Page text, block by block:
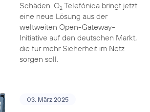
Schäden. O2Telefónica bringt jetzt
eine neue Lösung aus der
weltweiten Open-Gateway-
Initiative auf den deutschen Markt,
die für mehr Sicherheit im Netz
sorgen soll.
03. März 2025